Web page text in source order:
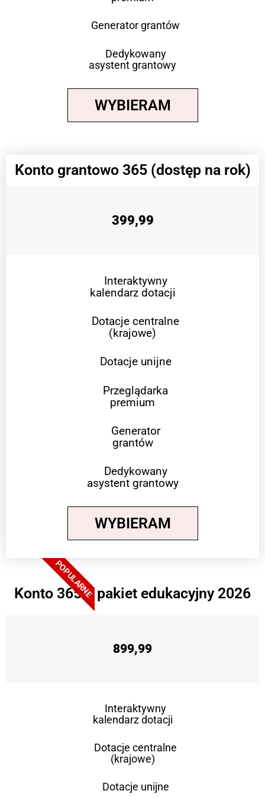
Generator grantów
Dedykowany
asystent grantowy
WYBIERAM
Konto grantowo 365 (dostęp na rok)
399,99
Interaktywny
kalendarz dotacji
Dotacje centralne
(krajowe)
Dotacje unijne
Przeglądarka
premium
Generator
grantów
Dedykowany
asystent grantowy
WYBIERAM
POPULARNE
Konto 365 + pakiet edukacyjny 2026
899,99
Interaktywny
kalendarz dotacji
Dotacje centralne
(krajowe)
Dotacje unijne